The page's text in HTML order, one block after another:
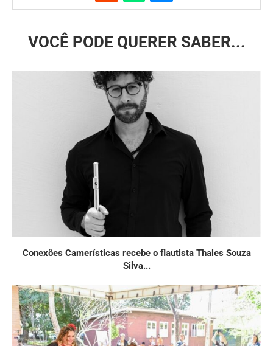
VOCÊ PODE QUERER SABER...
Conexões Camerísticas recebe o flautista Thales Souza
Silva...